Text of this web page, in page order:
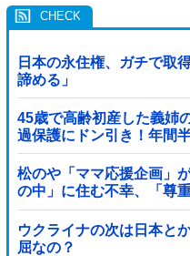
日本の永住権、ガチで取
諦める」
45歳で高齢初産した義姉
過保護にドン引き！年間
高齢親に丸投げし、新幹
いた・・・
松のや「ママ応援企画」
の中」に住む不幸、「尊
方
ウクライナの次は日本と
屈なの？